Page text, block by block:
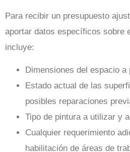
Para recibir un presupuesto
aportar datos específicos sobre
incluye:
Dimensiones del espacio a
Estado actual de las
posibles reparaciones
Tipo de pintura a utilizar y
Cualquier requerimiento
habilitación de áreas de